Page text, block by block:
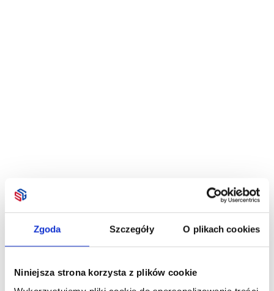
Zgoda Szczegóły O plikach cookies
Niniejsza strona korzysta z plików cookie